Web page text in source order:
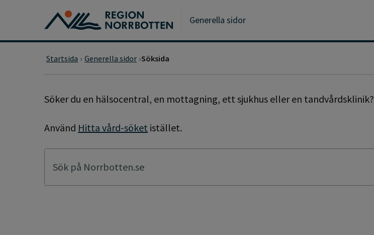
Gå till huvudmeny
Gå till övergripande innehåll
Generella sidor
Startsida Generella sidor Söksida
SÖKSIDA
Söker du en hälsocentral, en mottagning, ett sjukhus eller en tandvårdsklinik?
Använd Hitta vård-söket istället.
Sök på Norrbotten.se